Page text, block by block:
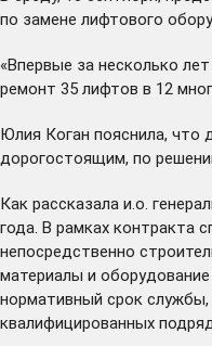
по замене лифтового
«Впервые за несколько
ремонт 35 лифтов в 12
Юлия Коган пояснила, что
дорогостоящим, по
Как рассказала и.о.
года. В рамках контракта
непосредственно
материалы и
нормативный срок
квалифицированных